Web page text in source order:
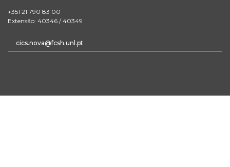
+351 21 790 83 00
Extensão: 40346 / 40349
cics.nova@fcsh.unl.pt